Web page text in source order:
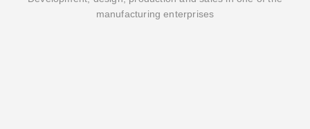
manufacturing enterprises